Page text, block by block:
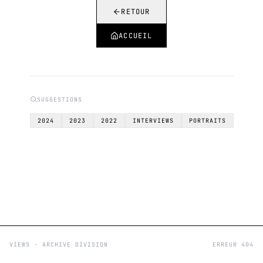
RETOUR
ACCUEIL
SUGGESTIONS
2024 2023 2022 INTERVIEWS PORTRAITS
VIEWS - ARCHIVE DIVISION ERREUR 404